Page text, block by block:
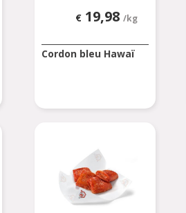
€ 19,98 /kg
Cordon bleu Hawaï